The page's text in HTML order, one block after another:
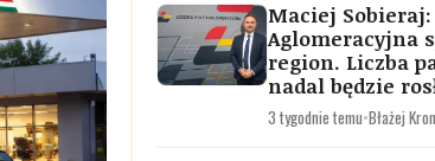
Maciej
Aglomeracyjna
region. Liczba
nadal będzie
3 tygodnie temu•Błażej